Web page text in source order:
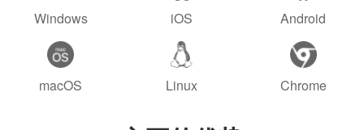
Windows iOS Android
macOS Linux Chrome